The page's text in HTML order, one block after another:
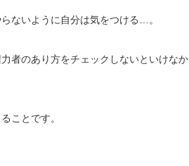
ないように自分は気をつける…。
者のあり方をチェックしないといけなか
ことです。